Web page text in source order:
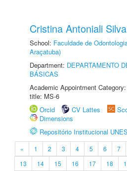
Cristina Antoniali Silva
School: Faculdade de
Araçatuba)
Department: DEPARTAMENTO
BÁSICAS
Academic Appointment
title: MS-6
Orcid
CV Lattes
Dimensions
Repositório Institucional
« 1 2 3 4 5 6 7
13
14 15 16 17 18